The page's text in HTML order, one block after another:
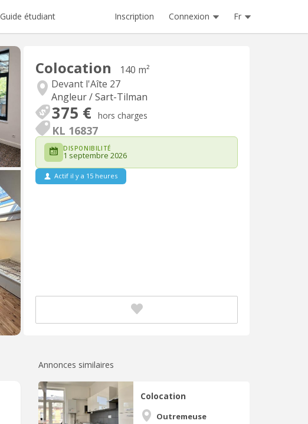
Guide étudiant Inscription Connexion Fr
Colocation
140 m²
Devant l'Aîte 27
Angleur / Sart-Tilman
375 € hors charges
KL 16837
DISPONIBILITÉ
1 septembre 2026
Actif il y a 15 heures
Annonces similaires
Colocation
Outremeuse